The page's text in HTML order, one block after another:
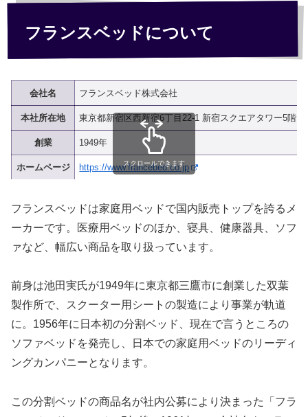
フランスベッドについて
会社名 フランスベッド株式会社
本社所在地 東京都新宿区西新宿6丁目22-1 新宿スクエアタワー5階
創業 1949年
ホームページ https://www.francebed.co.jp
スクロールできます
フランスベッドは家庭用ベッドで国内販売トップを誇るメ
ーカーです。医療用ベッドのほか、寝具、健康器具、ソフ
ァなど、幅広い商品を取り扱っています。
前身は池田実氏が1949年に東京都三鷹市に創業した双葉
製作所で、スクーター用シートの製造により事業が軌道
に。1956年に日本初の分割ベッド、現在で言うところの
ソファベッドを発売し、日本での家庭用ベッドのリーディ
ングカンパニーとなります。
この分割ベッドの商品名が社内公募により決まった「フラ